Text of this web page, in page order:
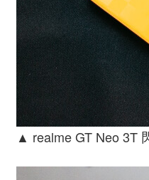
▲ realme GT Neo 3T